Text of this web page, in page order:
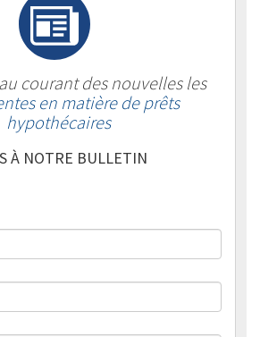
courant des nouvelles les
en matière de prêts
hypothécaires
À NOTRE BULLETIN